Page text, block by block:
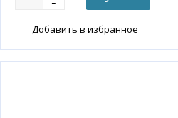
Добавить в избранное